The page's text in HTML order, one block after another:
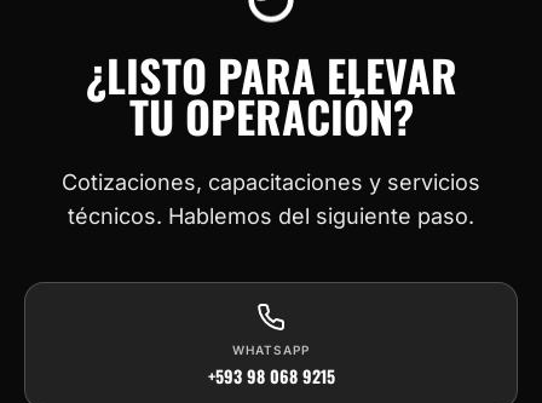
¿LISTO PARA ELEVAR
TU OPERACIÓN?
Cotizaciones, capacitaciones y servicios
técnicos. Hablemos del siguiente paso.
WHATSAPP
+593 98 068 9215